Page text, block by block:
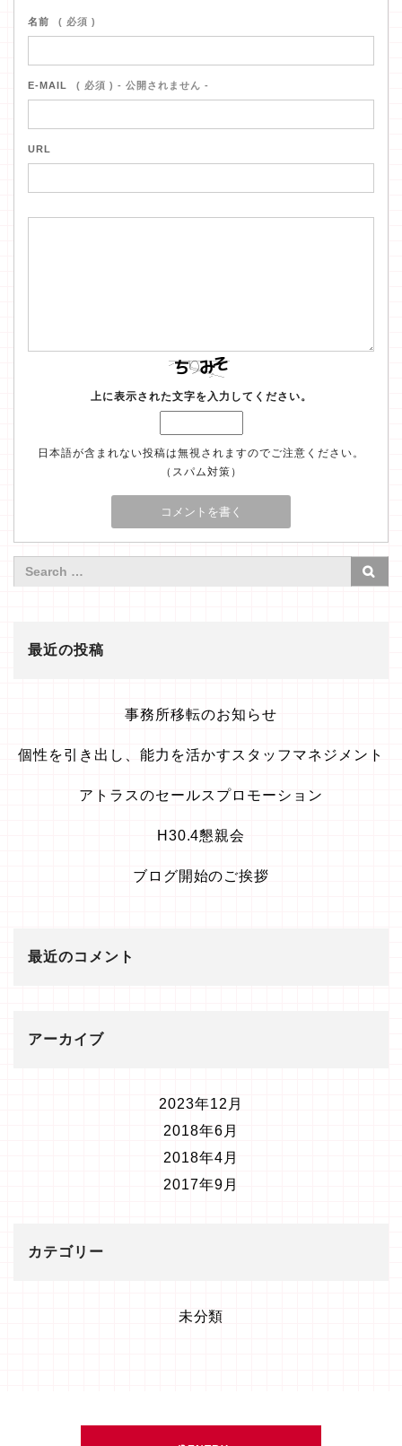
名前 ( 必須 )
E-MAIL ( 必須 ) - 公開されません -
URL
上に表示された文字を入力してください。
日本語が含まれない投稿は無視されますのでご注意ください。
（スパム対策）
最近の投稿
事務所移転のお知らせ
個性を引き出し、能力を活かすスタッフマネジメント
アトラスのセールスプロモーション
H30.4懇親会
ブログ開始のご挨拶
最近のコメント
アーカイブ
2023年12月
2018年6月
2018年4月
2017年9月
カテゴリー
未分類